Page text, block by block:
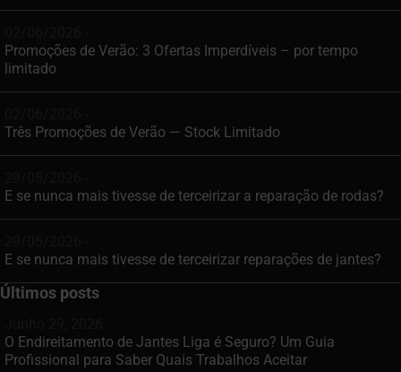
Promoções de Verão: 3 Ofertas Imperdíveis – por tempo
limitado
Três Promoções de Verão — Stock Limitado
E se nunca mais tivesse de terceirizar a reparação de rodas?
E se nunca mais tivesse de terceirizar reparações de jantes?
Últimos posts
O Endireitamento de Jantes Liga é Seguro? Um Guia
Profissional para Saber Quais Trabalhos Aceitar